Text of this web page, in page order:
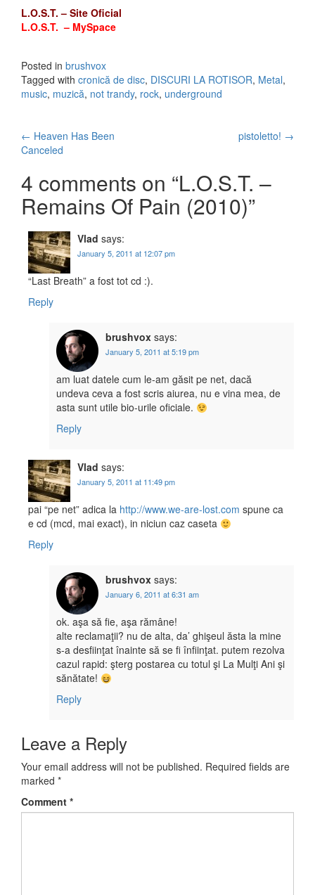
L.O.S.T. – Site Oficial
L.O.S.T. – MySpace
Posted in brushvox
Tagged with cronică de disc, DISCURI LA ROTISOR, Metal,
music, muzică, not trandy, rock, underground
Post navigation
← Heaven Has Been
Canceled
pistoletto! →
4 comments on “L.O.S.T. –
Remains Of Pain (2010)”
Vlad says:
January 5, 2011 at 12:07 pm
“Last Breath” a fost tot cd :).
Reply
brushvox says:
January 5, 2011 at 5:19 pm
am luat datele cum le-am găsit pe net, dacă
undeva ceva a fost scris aiurea, nu e vina mea, de
asta sunt utile bio-urile oficiale.
Reply
Vlad says:
January 5, 2011 at 11:49 pm
pai “pe net” adica la http://www.we-are-lost.com spune ca
e cd (mcd, mai exact), in niciun caz caseta
Reply
brushvox says:
January 6, 2011 at 6:31 am
ok. aşa să fie, aşa rămâne!
alte reclamaţii? nu de alta, da’ ghişeul ăsta la mine
s-a desfiinţat înainte să se fi înfiinţat. putem rezolva
cazul rapid: şterg postarea cu totul şi La Mulţi Ani şi
sănătate!
Reply
Leave a Reply
Your email address will not be published. Required fields are
marked *
Comment *